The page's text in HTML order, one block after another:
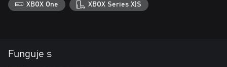
XBOX One XBOX Series X|S
Funguje s